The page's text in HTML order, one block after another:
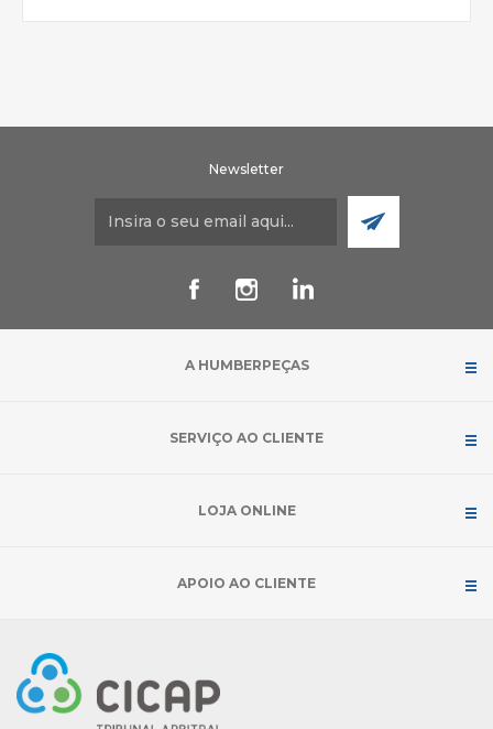
Newsletter
A HUMBERPEÇAS
SERVIÇO AO CLIENTE
LOJA ONLINE
APOIO AO CLIENTE